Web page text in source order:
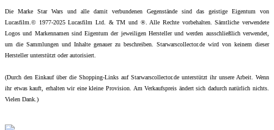
Die Marke Star Wars und alle damit verbundenen Gegenstände sind das geistige Eigentum von
Lucasfilm.© 1977-2025 Lucasfilm Ltd. & TM und ®. Alle Rechte vorbehalten. Sämtliche verwendete
Logos und Markennamen sind Eigentum der jeweiligen Hersteller und werden ausschließlich verwendet,
um die Sammlungen und Inhalte genauer zu beschreiben. Starwarscollector.de wird von keinem dieser
Hersteller unterstützt oder autorisiert.
(Durch den Einkauf über die Shopping-Links auf Starwarscollector.de unterstützt ihr unsere Arbeit. Wenn
ihr etwas kauft, erhalten wir eine kleine Provision. Am Verkaufspreis ändert sich dadurch natürlich nichts.
Vielen Dank.)